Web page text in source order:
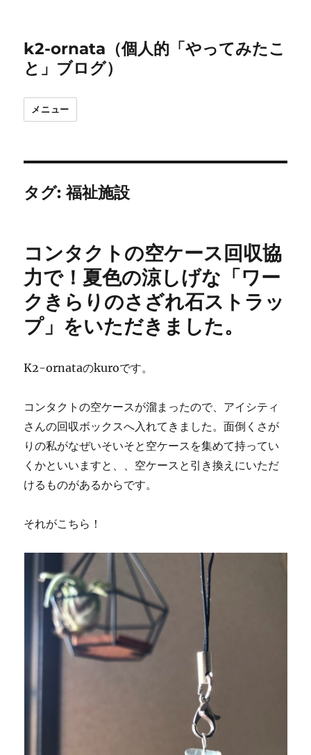
k2-ornata（個人的「やってみたこ
と」ブログ）
メニュー
タグ:福祉施設
コンタクトの空ケース回収協
力で！夏色の涼しげな「ワー
クきらりのさざれ石ストラッ
プ」をいただきました。
K2-ornataのkuroです。
コンタクトの空ケースが溜まったので、アイシティ
さんの回収ボックスへ入れてきました。面倒くさが
りの私がなぜいそいそと空ケースを集めて持ってい
くかといいますと、、空ケースと引き換えにいただ
けるものがあるからです。
それがこちら！